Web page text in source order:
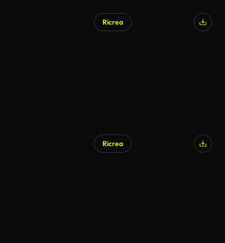
Ricrea
Ricrea